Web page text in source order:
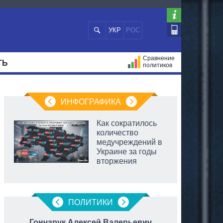
УКР РОС
Сравнение
политиков
ИНФОГРАФИКА
Как сократилось
количество
медучреждений в
Украине за годы
вторжения
ПОЛИТИКИ